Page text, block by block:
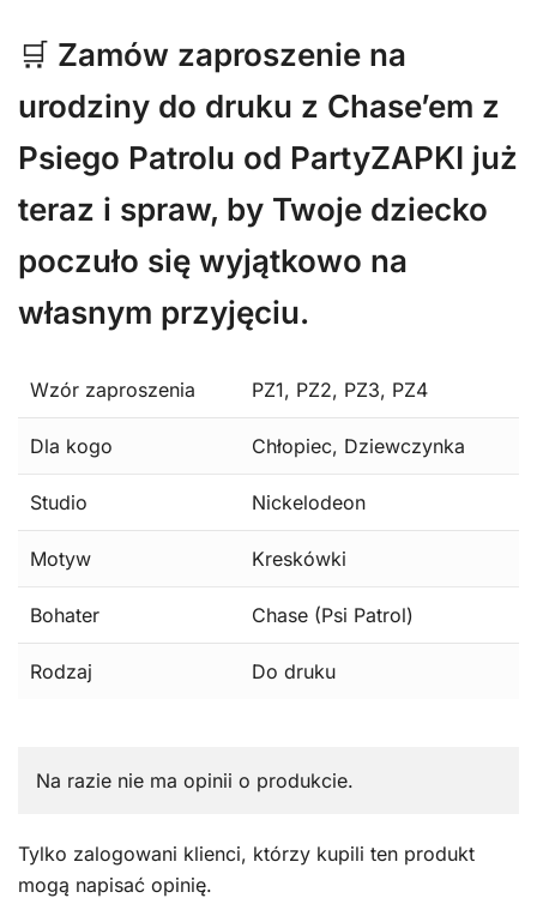
🛒 Zamów zaproszenie na
urodziny do druku z Chase’em z
Psiego Patrolu od PartyZAPKI już
teraz i spraw, by Twoje dziecko
poczuło się wyjątkowo na
własnym przyjęciu.
Wzór zaproszenia PZ1, PZ2, PZ3, PZ4
Dla kogo Chłopiec, Dziewczynka
Studio Nickelodeon
Motyw Kreskówki
Bohater Chase (Psi Patrol)
Rodzaj Do druku
Na razie nie ma opinii o produkcie.
Tylko zalogowani klienci, którzy kupili ten produkt
mogą napisać opinię.